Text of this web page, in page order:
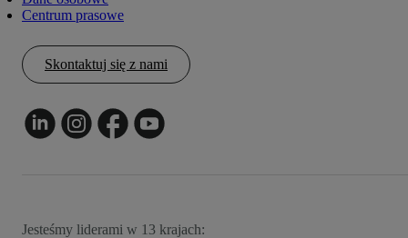
Centrum prasowe
Skontaktuj się z nami
Jesteśmy liderami w 13 krajach: